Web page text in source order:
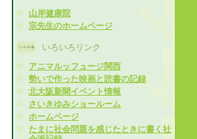
山岸健康院
宗先生のホームページ
いろいろリンク
アニマルッフュージ関西
勢いで作った映画と読書の記録
北大阪新聞イベント情報
さいきゆみショールーム
ホームページ
たまに社会問題を感じたときに書く社